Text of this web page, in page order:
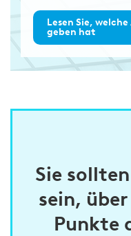
Lesen Sie,
geben hat
Sie
sein,
Punkte